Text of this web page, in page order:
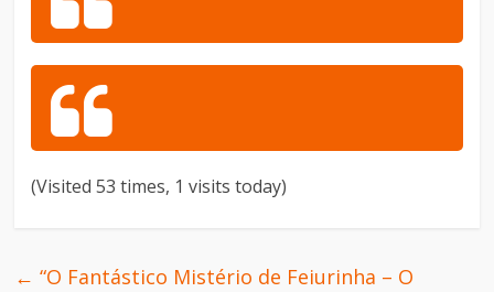
(Visited 53 times, 1 visits today)
← “O Fantástico Mistério de Feiurinha – O